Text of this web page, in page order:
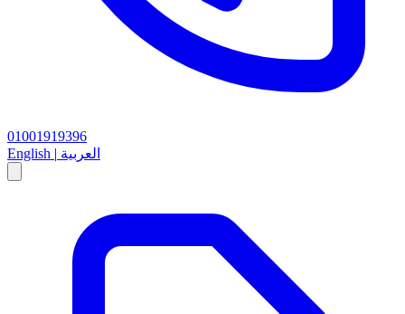
01001919396
English | العربية